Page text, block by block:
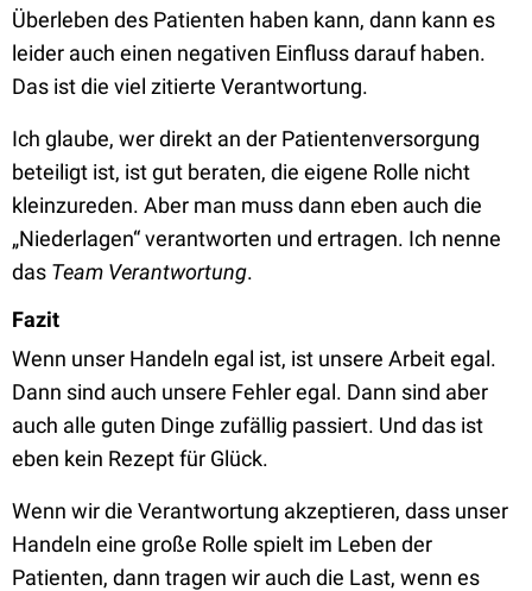
Überleben des Patienten haben kann, dann kann es
leider auch einen negativen Einfluss darauf haben.
Das ist die viel zitierte Verantwortung.
Ich glaube, wer direkt an der Patientenversorgung
beteiligt ist, ist gut beraten, die eigene Rolle nicht
kleinzureden. Aber man muss dann eben auch die
„Niederlagen“ verantworten und ertragen. Ich nenne
das Team Verantwortung.
Fazit
Wenn unser Handeln egal ist, ist unsere Arbeit egal.
Dann sind auch unsere Fehler egal. Dann sind aber
auch alle guten Dinge zufällig passiert. Und das ist
eben kein Rezept für Glück.
Wenn wir die Verantwortung akzeptieren, dass unser
Handeln eine große Rolle spielt im Leben der
Patienten, dann tragen wir auch die Last, wenn es